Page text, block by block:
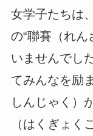
女学子たちは
の“聯賽（れん
いませんでし
てみんなを励
しんじゃく）
（はくぎょく